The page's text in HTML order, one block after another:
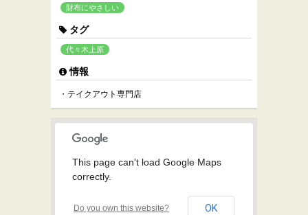
財布にやさしい
タグ
代々木上原
情報
・テイクアウト専門店
This page can't load Google Maps
correctly.
Do you own this website? OK